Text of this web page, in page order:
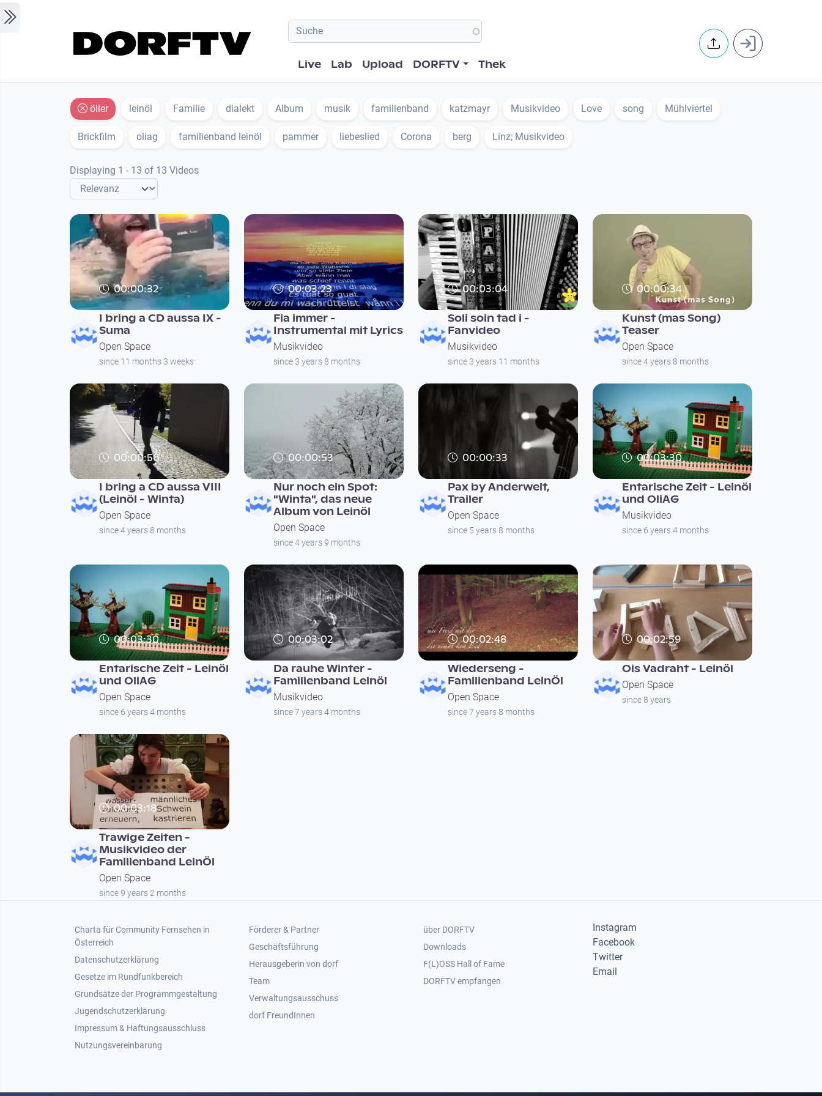
Hauptnavigation
Live Lab Upload DORFTV Thek
User
öller leinöl Familie dialekt Album musik familienband katzmayr Musikvideo Love song Mühlviertel
Brickfilm oliag familienband leinöl pammer liebeslied Corona berg Linz; Musikvideo
Displaying 1 - 13 of 13 Videos
00:00:32
I bring a CD aussa IX -
Suma
Open Space
since 11 months 3 weeks
00:03:23
Fia immer -
Instrumental mit Lyrics
Musikvideo
since 3 years 8 months
00:03:04
Soli soin tad i -
Fanvideo
Musikvideo
since 3 years 11 months
00:00:34
Kunst (mas Song)
Teaser
Open Space
since 4 years 8 months
00:00:56
I bring a CD aussa VIII
(Leinöl - Winta)
Open Space
since 4 years 8 months
00:00:53
Nur noch ein Spot:
"Winta", das neue
Album von Leinöl
Open Space
since 4 years 9 months
00:00:33
Pax by Anderwelt,
Trailer
Open Space
since 5 years 8 months
00:03:30
Entarische Zeit - Leinöl
und OliAG
Musikvideo
since 6 years 4 months
00:03:30
Entarische Zeit - Leinöl
und OliAG
Open Space
since 6 years 4 months
00:03:02
Da rauhe Winter -
Familienband Leinöl
Musikvideo
since 7 years 4 months
00:02:48
Wiederseng -
Familienband LeinÖl
Open Space
since 7 years 8 months
00:02:59
Ois Vadraht - Leinöl
Open Space
since 8 years
00:03:18
Trawige Zeiten -
Musikvideo der
Familienband LeinÖl
Open Space
since 9 years 2 months
Footer 1
Charta für Community Fernsehen in
Österreich
Datenschutzerklärung
Gesetze im Rundfunkbereich
Grundsätze der Programmgestaltung
Jugendschutzerklärung
Impressum & Haftungsausschluss
Nutzungsvereinbarung
Footer 2
Förderer & Partner
Geschäftsführung
Herausgeberin von dorf
Team
Verwaltungsausschuss
dorf FreundInnen
Footer 3
über DORFTV
Downloads
F(L)OSS Hall of Fame
Footer 4
DORFTV empfangen
Instagram
Facebook
Twitter
Email